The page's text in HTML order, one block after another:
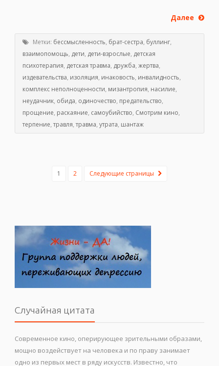
Далее
Метки: бессмысленность, брат-сестра, буллинг,
взаимопомощь, дети, дети-взрослые, детская
психотерапия, детская травма, дружба, жертва,
издевательства, изоляция, инаковость, инвалидность,
комплекс неполноценности, мизантропия, насилие,
неудачник, обида, одиночество, предательство,
прощение, раскаяние, самоубийство, Смотрим кино,
терпение,травля,травма, утрата, шантаж
1 2 Следующие страницы
Случайная цитата
Современное кино, оперирующее зрительными образами,
мощно воздействует на человека и по праву занимает
одно из первых мест в ряду искусств. Известно, что